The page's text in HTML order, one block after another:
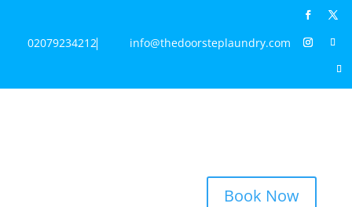
02079234212 info@thedoorsteplaundry.com
Book Now